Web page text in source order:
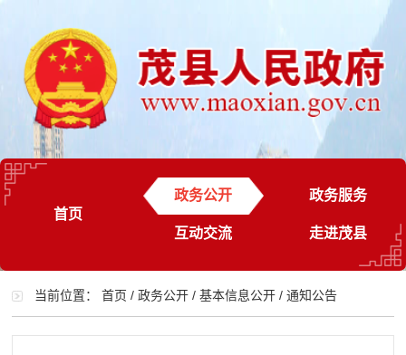
首页
政务公开 政务服务
互动交流 走进茂县
当前位置：首页 /政务公开 /基本信息公开 /通知公告